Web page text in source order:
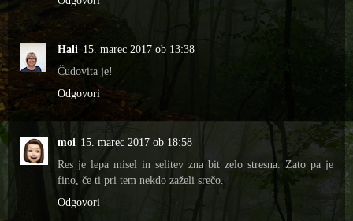
Hali 15. marec 2017 ob 13:38
Čudovita je!
Odgovori
moi 15. marec 2017 ob 18:58
Res je lepa misel in selitev zna bit zelo stresna. Zato pa je
fino, če ti pri tem nekdo zaželi srečo.
Odgovori